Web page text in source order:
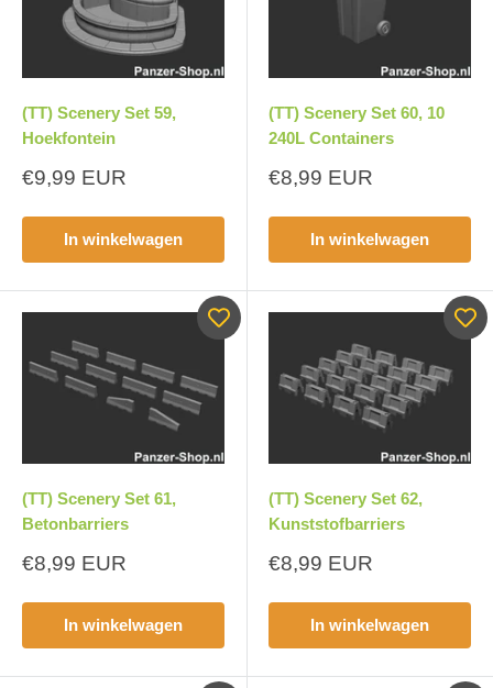
(TT) Scenery Set 59,
Hoekfontein
Aanbiedingsprijs
€9,99 EUR
In winkelwagen
(TT) Scenery Set 60, 10
240L Containers
Aanbiedingsprijs
€8,99 EUR
In winkelwagen
(TT) Scenery Set 61,
Betonbarriers
Aanbiedingsprijs
€8,99 EUR
In winkelwagen
(TT) Scenery Set 62,
Kunststofbarriers
Aanbiedingsprijs
€8,99 EUR
In winkelwagen